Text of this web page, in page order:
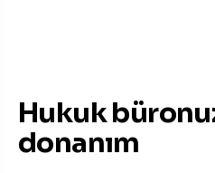
Hukuk
donanım